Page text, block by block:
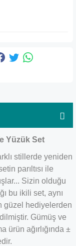
Yüzük Set
stillerde yeniden
parıltısı ile
Sizin olduğu
bu ikili set, aynı
güzel hediyelerden
Gümüş ve
ürün ağırlığında ±